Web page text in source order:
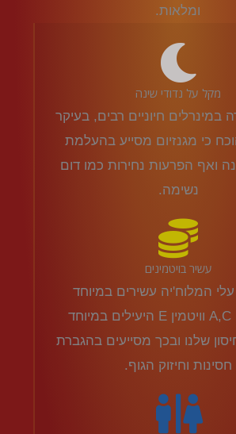
מקל על נדודי שינה
במינרלים חיוניים רבים, בעיקר
כי מגנזיום מסייע בהעלמת
ואף הפרעות נחירות כמו דום
נשימה.
עשיר בויטמינים
המלוח'יה עשירים במיוחד
בויטמינים A,C וויטמין E היעילים במיוחד
שלנו ובכך מסייעים בהגברת
חסינות וחיזוק הגוף.
ומלאות.